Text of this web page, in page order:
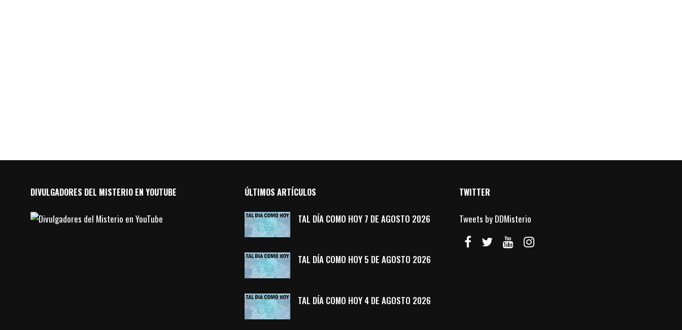
DIVULGADORES DEL MISTERIO EN YOUTUBE ÚLTIMOS ARTÍCULOS
TAL DÍA COMO HOY 7 DE AGOSTO 2026
TAL DÍA COMO HOY 5 DE AGOSTO 2026
TAL DÍA COMO HOY 4 DE AGOSTO 2026
TWITTER
Tweets by DDMisterio